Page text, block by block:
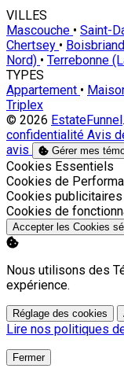
VILLES
Mascouche • Saint-
Chertsey • Boisbriand
Nord) • Terrebonne
TYPES
Appartement •
Triplex
© 2026 EstateFunnel
confidentialité Avis
avis
Gérer mes
Activer
Cookies Essentiels
Activer
Cookies de
Activer
Cookies publicitaires
Activer
Cookies de
Accepter les Cookies
Nous utilisons des
expérience.
Réglage des cookies
Lire nos politiques
Fermer